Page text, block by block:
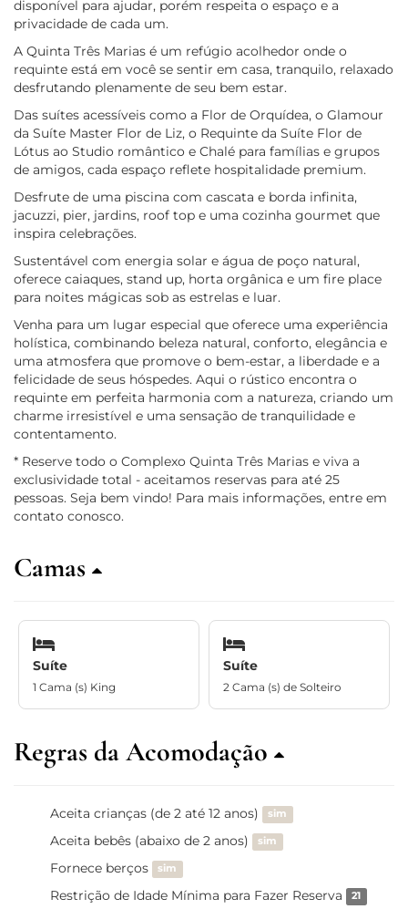
disponível para ajudar, porém respeita o espaço e a
privacidade de cada um.
A Quinta Três Marias é um refúgio acolhedor onde o
requinte está em você se sentir em casa, tranquilo, relaxado
desfrutando plenamente de seu bem estar.
Das suítes acessíveis como a Flor de Orquídea, o Glamour
da Suíte Master Flor de Liz, o Requinte da Suíte Flor de
Lótus ao Studio romântico e Chalé para famílias e grupos
de amigos, cada espaço reflete hospitalidade premium.
Desfrute de uma piscina com cascata e borda infinita,
jacuzzi, pier, jardins, roof top e uma cozinha gourmet que
inspira celebrações.
Sustentável com energia solar e água de poço natural,
oferece caiaques, stand up, horta orgânica e um fire place
para noites mágicas sob as estrelas e luar.
Venha para um lugar especial que oferece uma experiência
holística, combinando beleza natural, conforto, elegância e
uma atmosfera que promove o bem-estar, a liberdade e a
felicidade de seus hóspedes. Aqui o rústico encontra o
requinte em perfeita harmonia com a natureza, criando um
charme irresistível e uma sensação de tranquilidade e
contentamento.
* Reserve todo o Complexo Quinta Três Marias e viva a
exclusividade total - aceitamos reservas para até 25
pessoas. Seja bem vindo! Para mais informações, entre em
contato conosco.
Camas
Suíte
1 Cama (s) King
Suíte
2 Cama (s) de Solteiro
Regras da Acomodação
Aceita crianças (de 2 até 12 anos) sim
Aceita bebês (abaixo de 2 anos) sim
Fornece berços sim
Restrição de Idade Mínima para Fazer Reserva 21